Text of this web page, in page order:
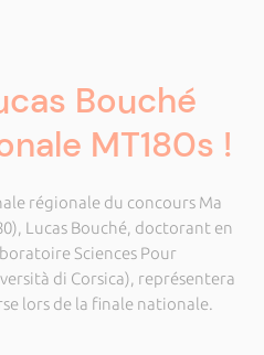
Bouché
MT180s !
régionale du concours Ma
Lucas Bouché, doctorant en
Sciences Pour
di Corsica), représentera
lors de la finale nationale.